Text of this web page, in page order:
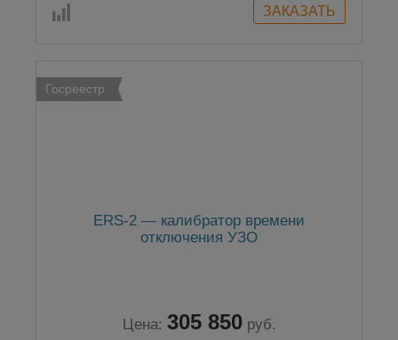
Госреестр
ERS-2 — калибратор времени
отключения УЗО
Цена: 305 850 руб.